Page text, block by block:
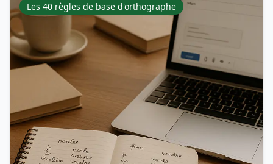
Les 40 règles de base d'orthographe